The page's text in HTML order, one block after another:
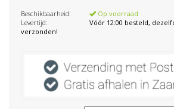
Beschikbaarheid:
Op voorraad
Levertijd:
Vóór 12:00 besteld,
verzonden!